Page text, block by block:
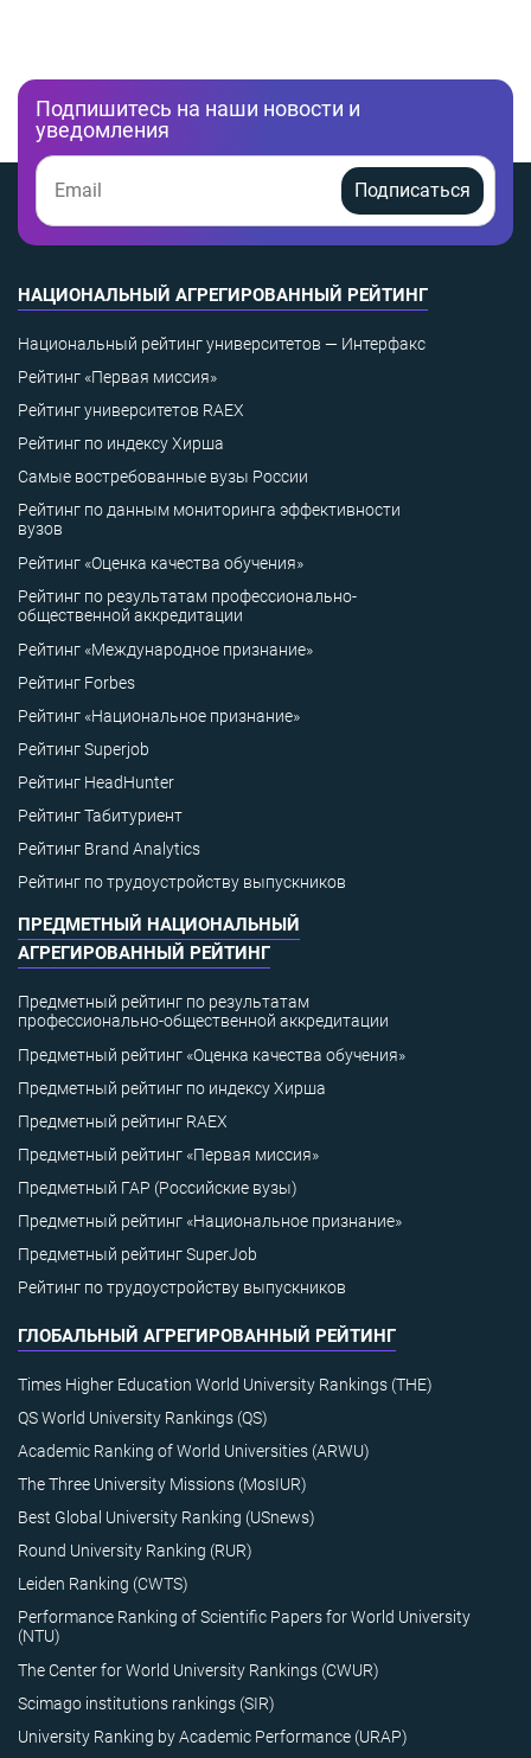
Подпишитесь на наши новости и
уведомления
Подписаться
НАЦИОНАЛЬНЫЙ АГРЕГИРОВАННЫЙ РЕЙТИНГ
Национальный рейтинг университетов — Интерфакс
Рейтинг «Первая миссия»
Рейтинг университетов RAEX
Рейтинг по индексу Хирша
Самые востребованные вузы России
Рейтинг по данным мониторинга эффективности
вузов
Рейтинг «Оценка качества обучения»
Рейтинг по результатам профессионально-
общественной аккредитации
Рейтинг «Международное признание»
Рейтинг Forbes
Рейтинг «Национальное признание»
Рейтинг Superjob
Рейтинг HeadHunter
Рейтинг Табитуриент
Рейтинг Brand Analytics
Рейтинг по трудоустройству выпускников
ПРЕДМЕТНЫЙ НАЦИОНАЛЬНЫЙ
АГРЕГИРОВАННЫЙ РЕЙТИНГ
Предметный рейтинг по результатам
профессионально-общественной аккредитации
Предметный рейтинг «Оценка качества обучения»
Предметный рейтинг по индексу Хирша
Предметный рейтинг RAEX
Предметный рейтинг «Первая миссия»
Предметный ГАР (Российские вузы)
Предметный рейтинг «Национальное признание»
Предметный рейтинг SuperJob
Рейтинг по трудоустройству выпускников
ГЛОБАЛЬНЫЙ АГРЕГИРОВАННЫЙ РЕЙТИНГ
Times Higher Education World University Rankings (THE)
QS World University Rankings (QS)
Academic Ranking of World Universities (ARWU)
The Three University Missions (MosIUR)
Best Global University Ranking (USnews)
Round University Ranking (RUR)
Leiden Ranking (CWTS)
Performance Ranking of Scientific Papers for World University
(NTU)
The Center for World University Rankings (CWUR)
Scimago institutions rankings (SIR)
University Ranking by Academic Performance (URAP)